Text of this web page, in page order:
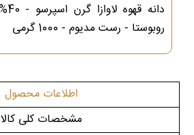
روبوستا - رست مدیوم - 1000 گرمی
اطلاعات محصول
مشخصات کلی کالا